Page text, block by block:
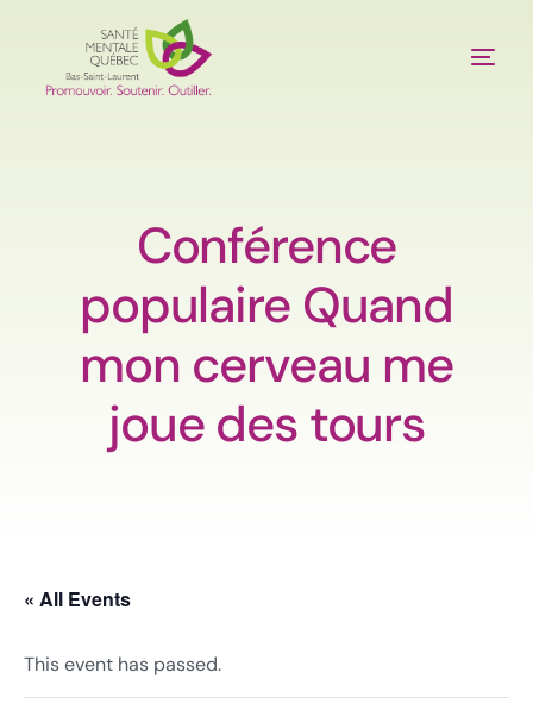
Conférence
populaire Quand
mon cerveau me
joue des tours
« All Events
This event has passed.
Services
Publications
Outils
Événements